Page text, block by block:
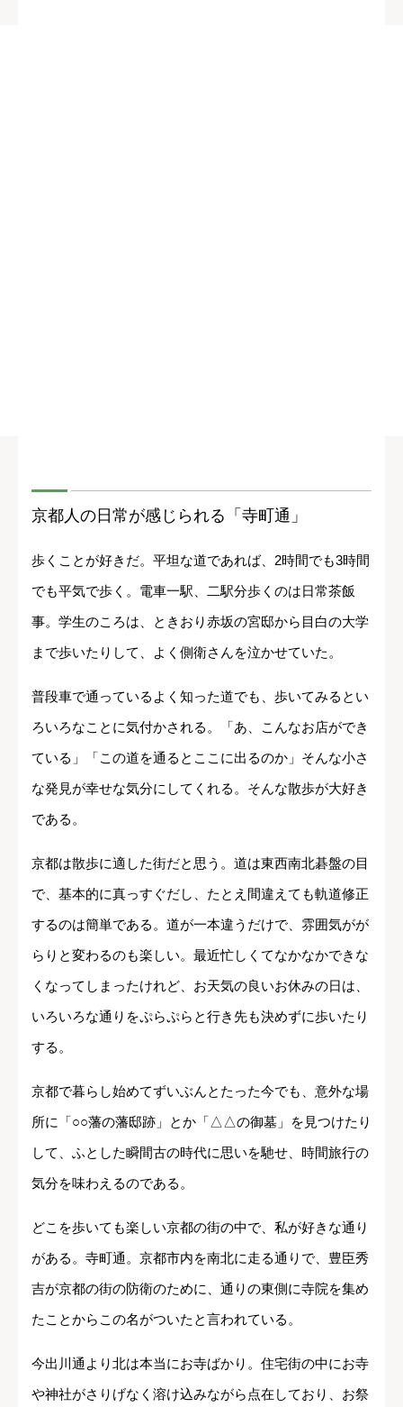
京都人の日常が感じられる「寺町通」
歩くことが好きだ。平坦な道であれば、2時間でも3時間
でも平気で歩く。電車一駅、二駅分歩くのは日常茶飯
事。学生のころは、ときおり赤坂の宮邸から目白の大学
まで歩いたりして、よく側衛さんを泣かせていた。
普段車で通っているよく知った道でも、歩いてみるとい
ろいろなことに気付かされる。「あ、こんなお店ができ
ている」「この道を通るとここに出るのか」そんな小さ
な発見が幸せな気分にしてくれる。そんな散歩が大好き
である。
京都は散歩に適した街だと思う。道は東西南北碁盤の目
で、基本的に真っすぐだし、たとえ間違えても軌道修正
するのは簡単である。道が一本違うだけで、雰囲気がが
らりと変わるのも楽しい。最近忙しくてなかなかできな
くなってしまったけれど、お天気の良いお休みの日は、
いろいろな通りをぷらぷらと行き先も決めずに歩いたり
する。
京都で暮らし始めてずいぶんとたった今でも、意外な場
所に「○○藩の藩邸跡」とか「△△の御墓」を見つけたり
して、ふとした瞬間古の時代に思いを馳せ、時間旅行の
気分を味わえるのである。
どこを歩いても楽しい京都の街の中で、私が好きな通り
がある。寺町通。京都市内を南北に走る通りで、豊臣秀
吉が京都の街の防衛のために、通りの東側に寺院を集め
たことからこの名がついたと言われている。
今出川通より北は本当にお寺ばかり。住宅街の中にお寺
や神社がさりげなく溶け込みながら点在しており、お祭